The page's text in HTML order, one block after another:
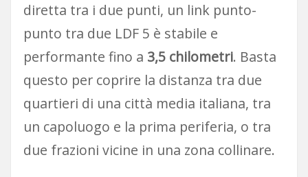
diretta tra i due punti, un link punto-
punto tra due LDF 5 è stabile e
performante fino a 3,5 chilometri. Basta
questo per coprire la distanza tra due
quartieri di una città media italiana, tra
un capoluogo e la prima periferia, o tra
due frazioni vicine in una zona collinare.